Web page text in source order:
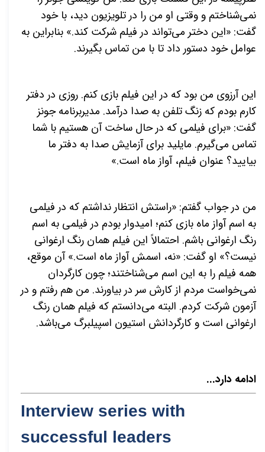
نمی‌شناختم و وقتی او من را در تلویزیون دید، با خود
گفت: «این دختر می‌تواند در فیلم شرکت کند.» بنابراین به
عوامل خود دستور داد تا با من تماس بگیرند.
این آرزوی من بود که در این فیلم بازی کنم. روزی در دفتر
کارم بودم که زنگ تلفن به صدا درآمد. مدیربرنامه جونز
گفت: «برای فیلمی که در حال ساخت آن هستیم با شما
تماس می‌گیرم. مایلید برای آزمایش صدا به دفتر ما
بیایید؟ عنوان فیلم، آواز ماه است.»
من در جواب گفتم: «راستش انتظار نداشتم که در فیلمی
به اسم آواز ماه بازی کنم؛ امیدوار بودم در فیلمی به اسم
رنگ ارغوانی باشم. احتمالاً این فیلم همان رنگ ارغوانی
نیست؟» او گفت: «نه، اسمش آواز ماه است.» آن موقع،
همه فیلم را به این اسم می‌شناختند؛ چون کارگردان
نمی‌خواست مردم از کارش سر در بیاورند. من هم رفتم و در
آزمون شرکت کردم. البته می‌دانستم که فیلم همان رنگ
ارغوانی است و کارگردانش استیون اسپیلبرگ می‌باشد.
ادامه دارد...
Interview series with
successful leaders